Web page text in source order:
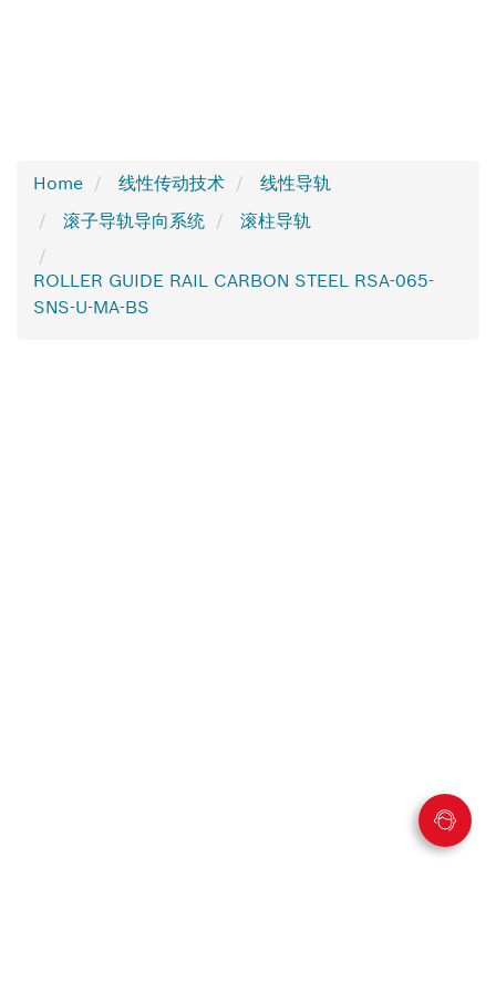
Home 线性传动技术
线性导轨
滚子导轨导向系统
滚柱导轨
ROLLER GUIDE RAIL CARBON STEEL RSA-065-
SNS-U-MA-BS